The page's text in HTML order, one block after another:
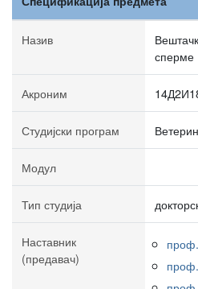
Назив
сперме
Акроним
Студијски програм
Модул
Тип студија
Наставник
(предавач)